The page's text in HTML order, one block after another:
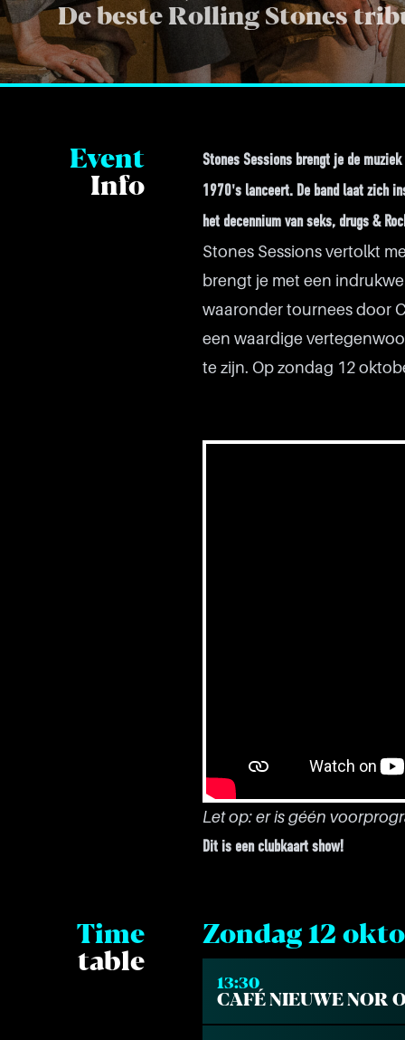
De beste Rolling Stones
Event
Info
Stones Sessions brengt je de
1970's lanceert. De band laat zich
het decennium van seks, drugs &
Stones Sessions vertolkt
brengt je met een
waaronder tournees door
een waardige
te zijn. Op zondag 12
Let op: er is géén
Dit is een clubkaart show!
Time
table
Zondag 12
13:30
CAFÉ NIEUWE NOR